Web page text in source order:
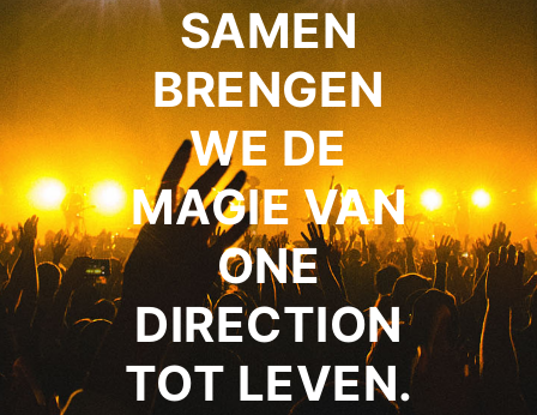
SAMEN
BRENGEN
WE DE
MAGIE VAN
ONE
DIRECTION
TOT LEVEN.